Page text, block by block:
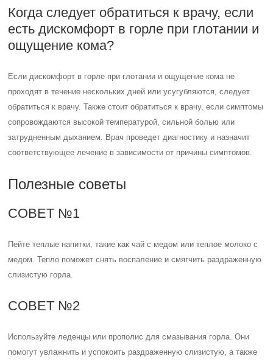
Когда следует обратиться к врачу, если
есть дискомфорт в горле при глотании и
ощущение кома?
Если дискомфорт в горле при глотании и ощущение кома не
проходят в течение нескольких дней или усугубляются, следует
обратиться к врачу. Также стоит обратиться к врачу, если симптомы
сопровождаются высокой температурой, сильной болью или
затрудненным дыханием. Врач проведет диагностику и назначит
соответствующее лечение в зависимости от причины симптомов.
Полезные советы
СОВЕТ №1
Пейте теплые напитки, такие как чай с медом или теплое молоко с
медом. Тепло поможет снять воспаление и смягчить раздраженную
слизистую горла.
СОВЕТ №2
Используйте леденцы или прополис для смазывания горла. Они
помогут увлажнить и успокоить раздраженную слизистую, а также